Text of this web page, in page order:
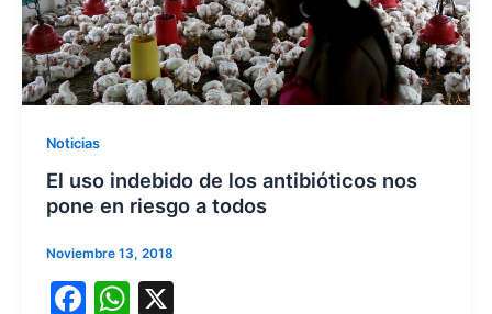
Noticias
El uso indebido de los antibióticos nos
pone en riesgo a todos
Noviembre 13, 2018
F W X